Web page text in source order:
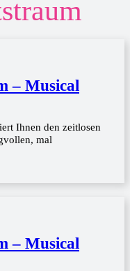
– Musical
Ihnen den zeitlosen
mal
– Musical